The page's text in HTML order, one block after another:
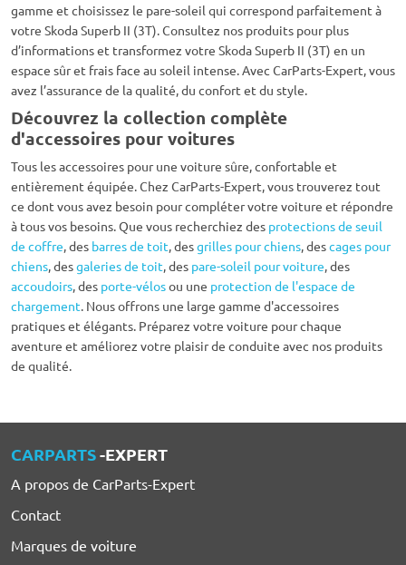
gamme et choisissez le pare-soleil qui correspond parfaitement à
votre Skoda Superb II (3T). Consultez nos produits pour plus
d’informations et transformez votre Skoda Superb II (3T) en un
espace sûr et frais face au soleil intense. Avec CarParts-Expert, vous
avez l’assurance de la qualité, du confort et du style.
Découvrez la collection complète
d'accessoires pour voitures
Tous les accessoires pour une voiture sûre, confortable et
entièrement équipée. Chez CarParts-Expert, vous trouverez tout
ce dont vous avez besoin pour compléter votre voiture et répondre
à tous vos besoins. Que vous recherchiez des protections de seuil
de coffre, des barres de toit, desgrilles pour chiens, descages pour
chiens, desgaleries de toit, des pare-soleil pour voiture, des
accoudoirs, des porte-vélosou une protection de l'espace de
chargement. Nous offrons une large gamme d'accessoires
pratiques et élégants. Préparez votre voiture pour chaque
aventure et améliorez votre plaisir de conduite avec nos produits
de qualité.
CARPARTS-EXPERT
A propos de CarParts-Expert
Contact
Marques de voiture